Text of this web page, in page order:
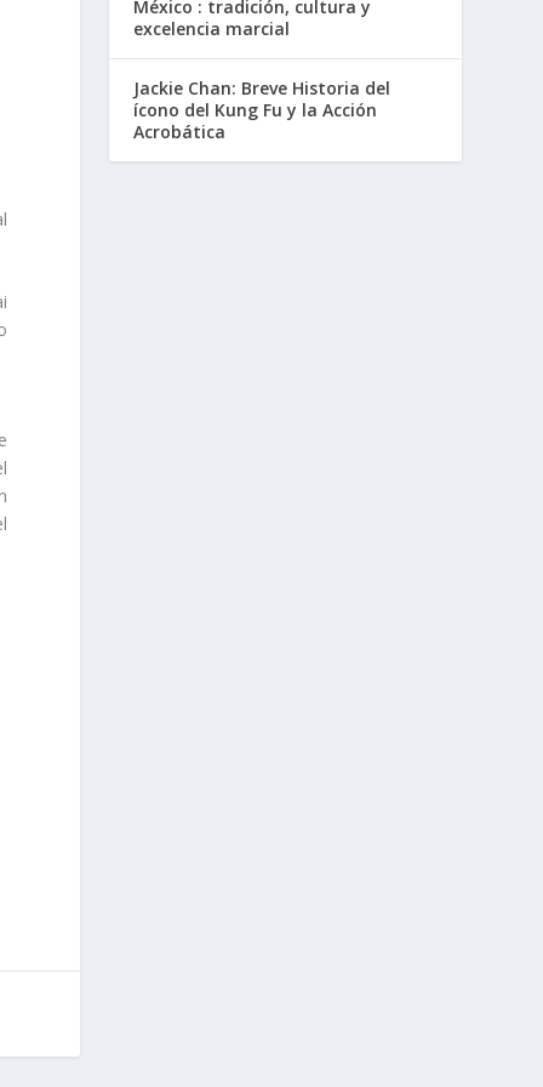
México : tradición, cultura y
excelencia marcial
Jackie Chan: Breve Historia del
ícono del Kung Fu y la Acción
Acrobática